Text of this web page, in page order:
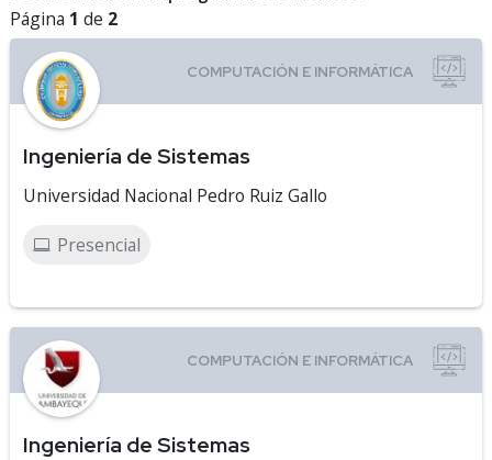
Página 1 de 2
Ingeniería de Sistemas
Universidad Nacional Pedro Ruiz Gallo
Presencial
Ingeniería de Sistemas